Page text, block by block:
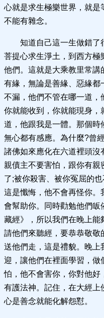
心就是求生極樂世界，就是
不能有雜念。
知道自己這一生做錯了
菩提心求生淨土，到西方極
他們。這就是大乘教里常
有緣，無論是善緣、惡緣都
不漏，他們不管在哪一道，
你就能收到，你就能現身，
道，他跟我是一體。那個時
無心都有感應。為什麼?曾
諸佛如來應化在六道裡頭
親債主不要害怕，跟你有
了;被你殺害、被你冤屈的
這是懺悔，他不會再怪你。
會幫助你。同時勸勉他們
藏經》，所以我們在晚上能
請他們來聽經，要恭恭敬敬
送他們走，這是禮貌。晚上
迎，讓他們在裡面學習，
怕，他不會害你，你對他好
有護法神。記住，在大經上
心是善念就能化解怨懟。